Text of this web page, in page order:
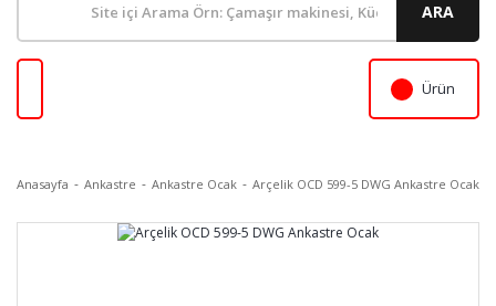
ARA
Ürün
Anasayfa Ankastre Ankastre Ocak Arçelik OCD 599-5 DWG Ankastre Ocak